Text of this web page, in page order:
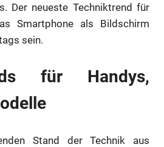
Der neueste Techniktrend für
Smartphone als Bildschirm
sein.
für Handys,
Stand der Technik aus